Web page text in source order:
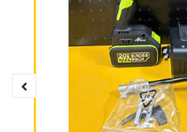
Máy khoan vặn vít dùng pin